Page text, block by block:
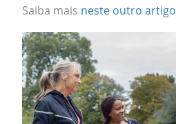
Saiba mais neste outro artigo